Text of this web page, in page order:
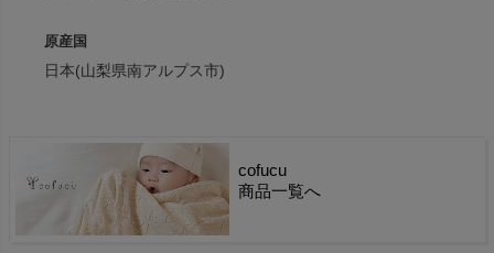
原産国
日本(山梨県南アルプス市)
cofucu
商品一覧へ